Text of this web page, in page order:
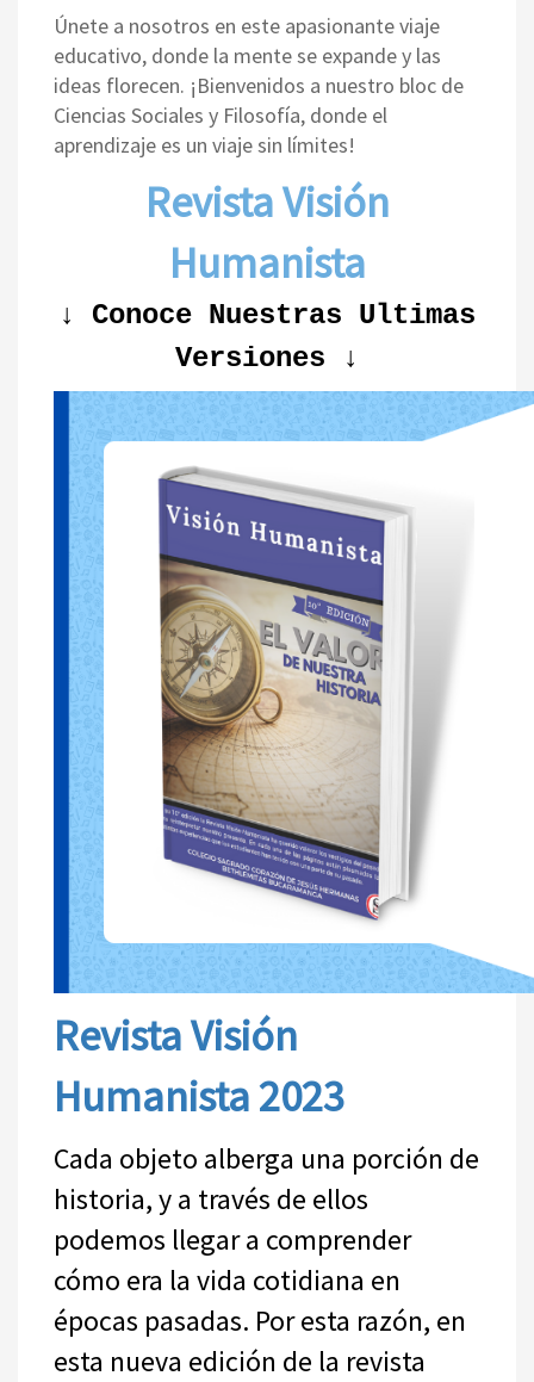
Únete a nosotros en este apasionante viaje
educativo, donde la mente se expande y las
ideas florecen. ¡Bienvenidos a nuestro bloc de
Ciencias Sociales y Filosofía, donde el
aprendizaje es un viaje sin límites!
Revista Visión
Humanista
↓ Conoce Nuestras Ultimas
Versiones ↓
Revista Visión
Humanista 2023
Cada objeto alberga una porción de
historia, y a través de ellos
podemos llegar a comprender
cómo era la vida cotidiana en
épocas pasadas. Por esta razón, en
esta nueva edición de la revista